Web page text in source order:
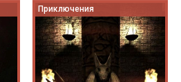
Приключения